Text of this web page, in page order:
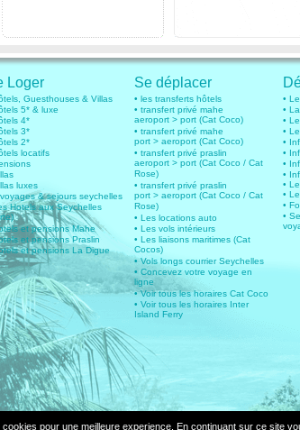
Loger
Guesthouses & Villas
5* & luxe
4*
3*
2*
locatifs
luxes
& sejours seychelles
Hotels aux Seychelles
et pensions Mahe
et pensions Praslin
et pensions La Digue
Se déplacer
• les transferts hôtels
• transfert privé mahe
aeroport > port (Cat Coco)
• transfert privé mahe
port > aeroport (Cat Coco)
• transfert privé praslin
aeroport > port (Cat Coco / Cat
Rose)
• transfert privé praslin
port > aeroport (Cat Coco / Cat
Rose)
• Les locations auto
• Les vols intérieurs
• Les liaisons maritimes (Cat
Cocos)
• Vols longs courrier Seychelles
• Concevez votre voyage en
ligne
• Voir tous les horaires Cat Coco
• Voir tous les horaires Inter
Island Ferry
•
•
•
•
•
•
•
•
•
•
•
•
pour une meilleure experience. En continuant sur ce site